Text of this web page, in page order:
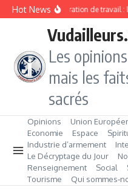
Aller au contenu
Hot NewsImmigration de travail :
Les
mais les
sacrés
Opinions Union
Economie
Espace
Industrie d’armement
Le Décryptage du Jour
Renseignement
Social
Tourisme
Qui